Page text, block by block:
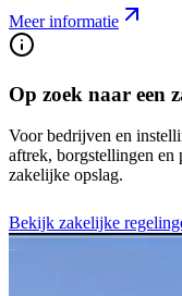
Meer informatie
Op zoek naar een
Voor bedrijven en
aftrek, borgstellingen en
zakelijke opslag.
Bekijk zakelijke